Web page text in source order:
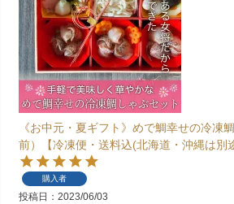
《お中元・夏ギフト》めで鯛幸せの冷凍
前）【冷凍便・送料込(北海道・沖縄は別
購入者
投稿日 2023/06/03